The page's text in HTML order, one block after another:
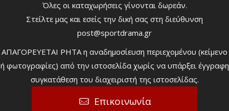
Όλες οι καταχωρήσεις γίνονται δωρεάν.
Στείλτε μας και εσείς την δική σας στη διεύθυνση
post@sportdrama.gr
ΑΠΑΓΟΡΕΥΕΤΑΙ ΡΗΤΑ η αναδημοσίευση περιεχομένου (κείμενο
ή φωτογραφίες) από την ιστοσελίδα χωρίς να υπάρξει έγγραφη
συγκατάθεση του διαχειριστή της ιστοσελίδας.
Επικοινωνία